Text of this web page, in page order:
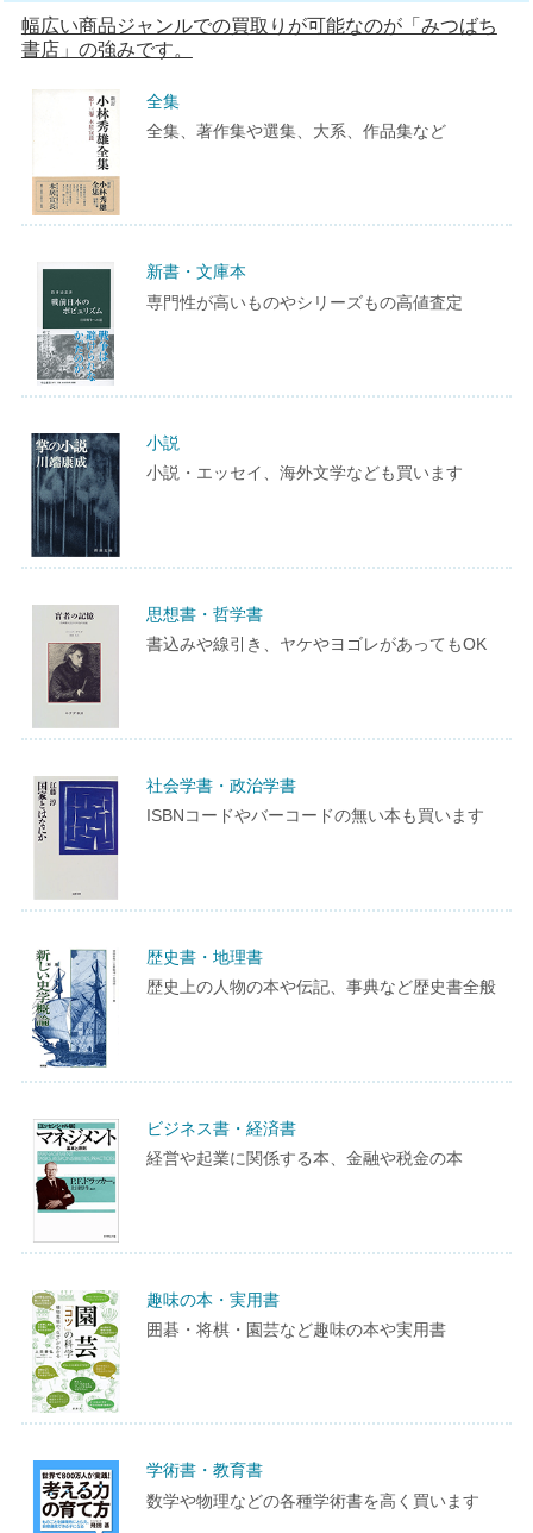
幅広い商品ジャンルでの買取りが可能なのが「みつばち
書店」の強みです。
全集
全集、著作集や選集、大系、作品集など
新書・文庫本
専門性が高いものやシリーズもの高値査定
小説
小説・エッセイ、海外文学なども買います
思想書・哲学書
書込みや線引き、ヤケやヨゴレがあってもOK
社会学書・政治学書
ISBNコードやバーコードの無い本も買います
歴史書・地理書
歴史上の人物の本や伝記、事典など歴史書全般
ビジネス書・経済書
経営や起業に関係する本、金融や税金の本
趣味の本・実用書
囲碁・将棋・園芸など趣味の本や実用書
学術書・教育書
数学や物理などの各種学術書を高く買います